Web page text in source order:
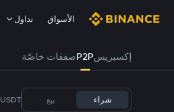
الأسواق تداول
إكسبريسP2Pصفقات خاصّة
شراء بيع USDT